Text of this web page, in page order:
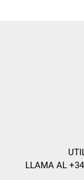
LLAMA AL